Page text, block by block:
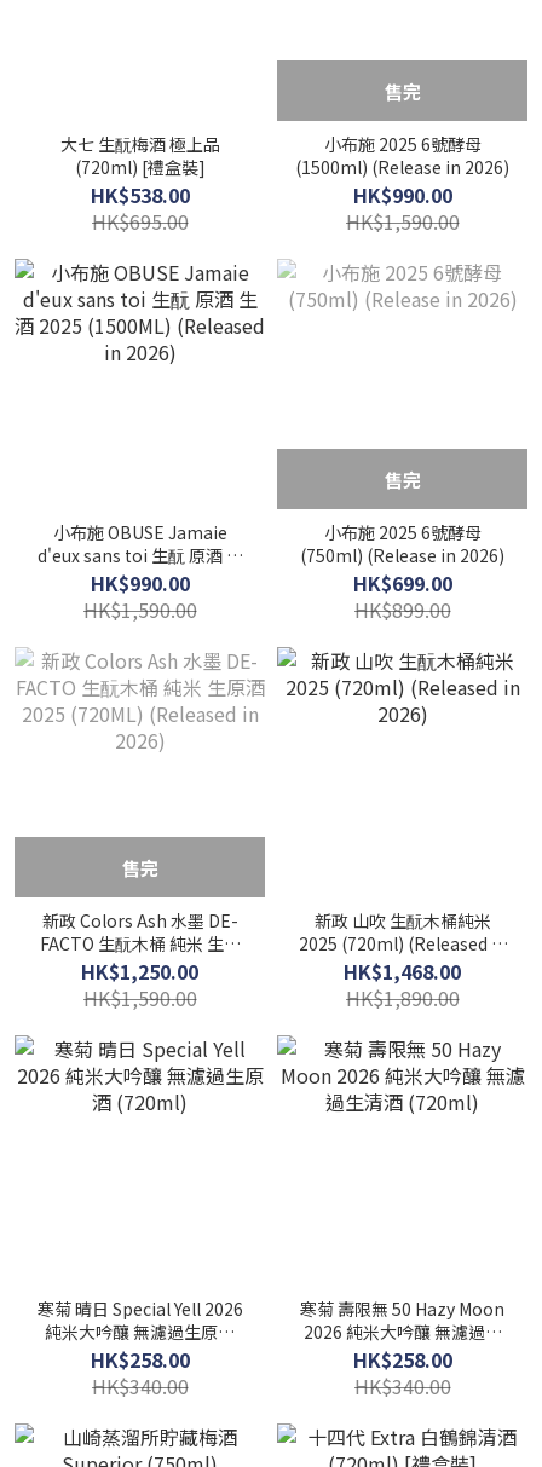
大七 生酛梅酒 極上品
(720ml) [禮盒裝]
HK$538.00
HK$695.00
售完
小布施 2025 6號酵母
(1500ml) (Release in 2026)
HK$990.00
HK$1,590.00
小布施 OBUSE Jamaie
d'eux sans toi 生酛 原酒 生
酒 2025 (1500ML)
(Released in 2026)
HK$990.00
HK$1,590.00
售完
小布施 2025 6號酵母
(750ml) (Release in 2026)
HK$699.00
HK$899.00
售完
新政 Colors Ash 水墨 DE-
FACTO 生酛木桶 純米 生原
酒 2025 (720ML) (Released
in 2026)
HK$1,250.00
HK$1,590.00
新政 山吹 生酛木桶純米
2025 (720ml) (Released in
2026)
HK$1,468.00
HK$1,890.00
寒菊 晴日 Special Yell 2026
純米大吟釀 無濾過生原酒
(720ml)
HK$258.00
HK$340.00
寒菊 壽限無 50 Hazy Moon
2026 純米大吟釀 無濾過生
清酒 (720ml)
HK$258.00
HK$340.00